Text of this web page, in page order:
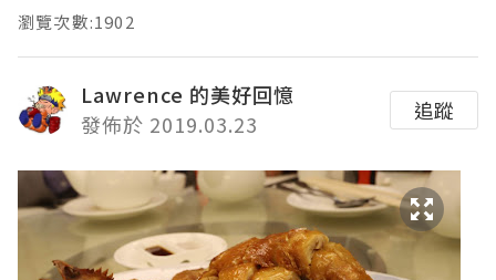
瀏覽次數:1902
Lawrence 的美好回憶
發佈於 2019.03.23
追蹤